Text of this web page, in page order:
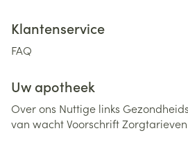
Klantenservice
FAQ
Uw apotheek
Over ons Nuttige links
van wachtVoorschriftZorgtarieven